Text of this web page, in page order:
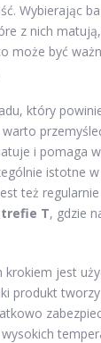
Wybierając
z nich
może być
który
i pomaga
istotne
też
T, gdzie
krokiem jest
produkt
wysokich